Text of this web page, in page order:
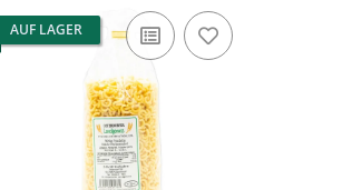
AUF LAGER